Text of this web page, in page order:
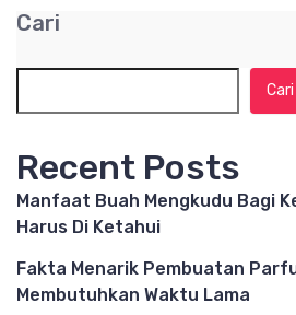
Cari
Cari
Recent Posts
Manfaat Buah Mengkudu Bagi
Harus Di Ketahui
Fakta Menarik Pembuatan
Membutuhkan Waktu Lama